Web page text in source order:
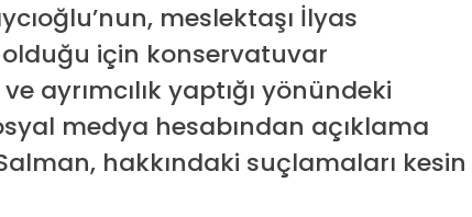
meslektaşı İlyas
olduğu için konservatuvar
ayrımcılık yaptığı yönündeki
medya hesabından açıklama
hakkındaki suçlamaları kesin